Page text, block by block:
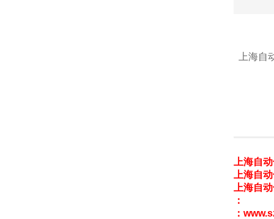
上海自
上海自
上海自
上海自
：
：